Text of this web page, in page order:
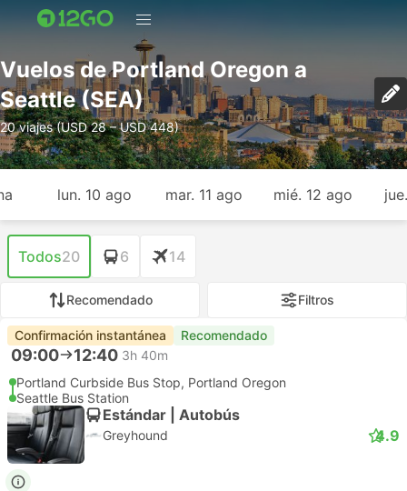
Vuelos de Portland Oregon a
Seattle (SEA)
20 viajes (USD 28 – USD 448)
lun. 10 ago mar. 11 ago mié. 12 ago
Todos20 6 14
Recomendado Filtros
Confirmación instantánea Recomendado
09:00 12:40 3h 40m
Portland Curbside Bus Stop, Portland Oregon
Seattle Bus Station
Estándar | Autobús
Greyhound 4.9